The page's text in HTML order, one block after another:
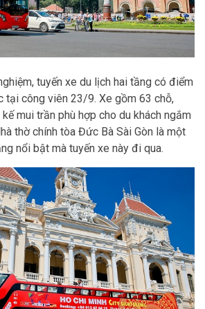
tuyến xe du lịch hai tầng có điểm
tại công viên 23/9. Xe gồm 63 chỗ,
mui trần phù hợp cho du khách ngắm
thờ chính tòa Đức Bà Sài Gòn là một
nổi bật mà tuyến xe này đi qua.